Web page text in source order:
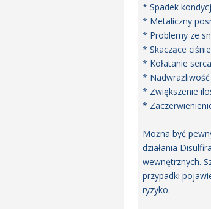
* Spadek
* Metaliczny
* Problemy ze
* Skaczące
* Kołatanie
*
* Zwiększenie
*
Można być
działania
wewnętrznych.
przypadki
ryzyko.